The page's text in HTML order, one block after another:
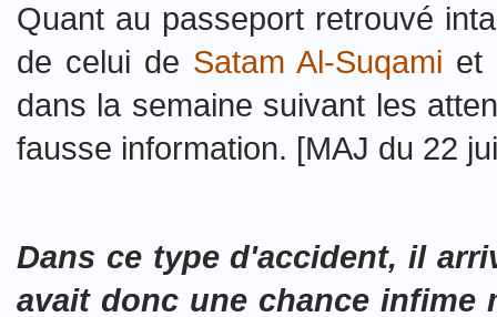
Quant au passeport retrouvé
de celui de Satam Al-Suqami et
dans la semaine suivant les
fausse information. [MAJ du 22
Dans ce type d'accident, il
avait donc une chance infime